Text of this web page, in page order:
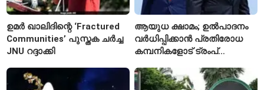
ഉമർ ഖാലിദിന്റെ ‘Fractured
Communities’ പുസ്തക ചർച്ച
JNU റദ്ദാക്കി
ആയുധ ക്ഷാമം; ഉൽപാദനം
വർധിപ്പിക്കാൻ പ്രതിരോധ
കമ്പനികളോട് ട്രംപ്